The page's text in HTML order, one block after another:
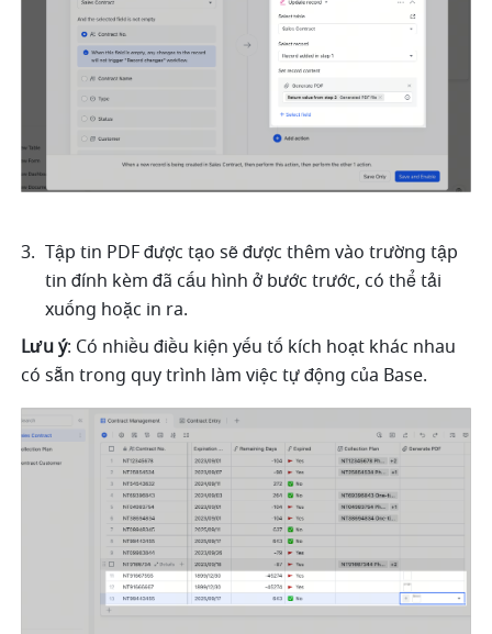
Tập tin PDF được tạo sẽ được thêm vào trường tập
tin đính kèm đã cấu hình ở bước trước, có thể tải
xuống hoặc in ra.
Lưu ý: Có nhiều điều kiện yếu tố kích hoạt khác nhau
có sẵn trong quy trình làm việc tự động của Base.